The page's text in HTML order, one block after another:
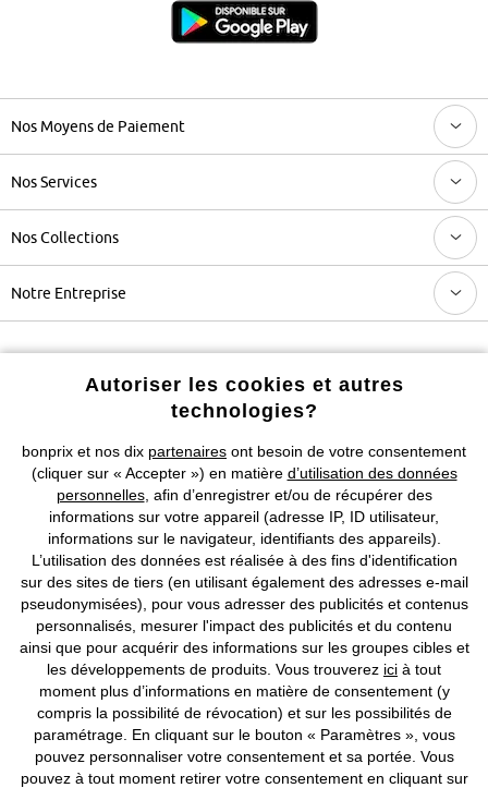
Nos Moyens de Paiement
Nos Services
Nos Collections
Notre Entreprise
Prix indiqués TVA comprise avec en susfrais de port & de service
CGV Données personnelles Paramètres des cookies
Mentions légales Résilier le contrat
©2026 bonprix.Tous droits réservés.
Deutsch Français
Autoriser les cookies et autres
technologies?
bonprix et nos dix partenaires ont besoin de votre consentement
(cliquer sur « Accepter ») en matière d’utilisation des données
personnelles, afin d’enregistrer et/ou de récupérer des
informations sur votre appareil (adresse IP, ID utilisateur,
informations sur le navigateur, identifiants des appareils).
L’utilisation des données est réalisée à des fins d'identification
sur des sites de tiers (en utilisant également des adresses e-mail
pseudonymisées), pour vous adresser des publicités et contenus
personnalisés, mesurer l'impact des publicités et du contenu
ainsi que pour acquérir des informations sur les groupes cibles et
les développements de produits. Vous trouverez ici à tout
moment plus d’informations en matière de consentement (y
compris la possibilité de révocation) et sur les possibilités de
paramétrage. En cliquant sur le bouton « Paramètres », vous
pouvez personnaliser votre consentement et sa portée. Vous
pouvez à tout moment retirer votre consentement en cliquant sur